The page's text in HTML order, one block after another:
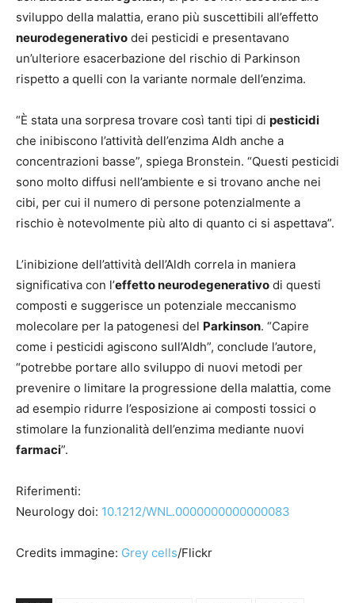
sviluppo della malattia, erano più suscettibili all’effetto
neurodegenerativo dei pesticidi e presentavano
un’ulteriore esacerbazione del rischio di Parkinson
rispetto a quelli con la variante normale dell’enzima.
“È stata una sorpresa trovare così tanti tipi di pesticidi
che inibiscono l’attività dell’enzima Aldh anche a
concentrazioni basse”, spiega Bronstein. “Questi pesticidi
sono molto diffusi nell’ambiente e si trovano anche nei
cibi, per cui il numero di persone potenzialmente a
rischio è notevolmente più alto di quanto ci si aspettava”.
L’inibizione dell’attività dell’Aldh correla in maniera
significativa con l’effetto neurodegenerativo di questi
composti e suggerisce un potenziale meccanismo
molecolare per la patogenesi del Parkinson. “Capire
come i pesticidi agiscono sull’Aldh”, conclude l’autore,
“potrebbe portare allo sviluppo di nuovi metodi per
prevenire o limitare la progressione della malattia, come
ad esempio ridurre l’esposizione ai composti tossici o
stimolare la funzionalità dell’enzima mediante nuovi
farmaci”.
Riferimenti:
Neurology doi: 10.1212/WNL.0000000000000083
Credits immagine: Grey cells/Flickr